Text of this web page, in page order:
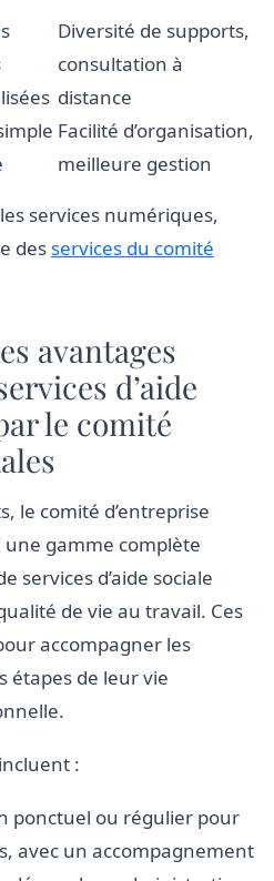
Diversité de supports,
consultation à
distance
Facilité d’organisation,
meilleure gestion
services numériques,
des services du comité
avantages
d’aide
le comité
le comité d’entreprise
une gamme complète
services d’aide sociale
de vie au travail. Ces
accompagner les
étapes de leur vie
:
ponctuel ou régulier pour
avec un accompagnement